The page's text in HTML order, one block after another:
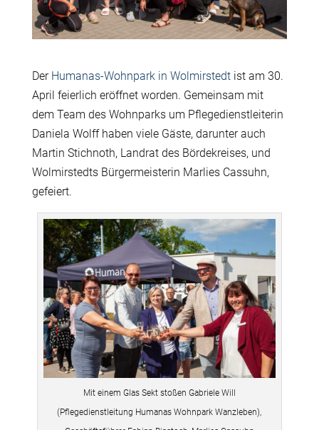
Der Humanas-Wohnpark in Wolmirstedtist am 30.
April feierlich eröffnet worden. Gemeinsam mit
dem Team des Wohnparks um Pflegedienstleiterin
Daniela Wolff haben viele Gäste, darunter auch
Martin Stichnoth, Landrat des Bördekreises, und
Wolmirstedts Bürgermeisterin Marlies Cassuhn,
gefeiert.
Mit einem Glas Sekt stoßen Gabriele Will
(Pflegedienstleitung Humanas Wohnpark Wanzleben),